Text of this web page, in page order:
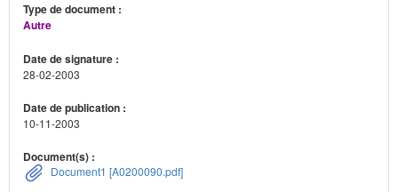
Type de document :
Autre
Date de signature :
28-02-2003
Date de publication :
10-11-2003
Document(s) :
Document1 [A0200090.pdf]